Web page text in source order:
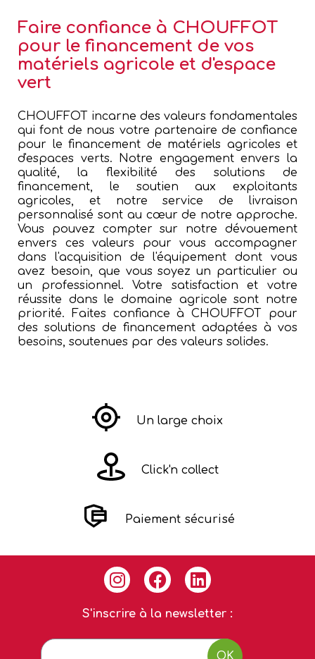
Faire confiance à CHOUFFOT
pour le financement de vos
matériels agricole et d'espace
vert
CHOUFFOT incarne des valeurs fondamentales
qui font de nous votre partenaire de confiance
pour le financement de matériels agricoles et
d'espaces verts. Notre engagement envers la
qualité, la flexibilité des solutions de
financement, le soutien aux exploitants
agricoles, et notre service de livraison
personnalisé sont au cœur de notre approche.
Vous pouvez compter sur notre dévouement
envers ces valeurs pour vous accompagner
dans l'acquisition de l'équipement dont vous
avez besoin, que vous soyez un particulier ou
un professionnel. Votre satisfaction et votre
réussite dans le domaine agricole sont notre
priorité. Faites confiance à CHOUFFOT pour
des solutions de financement adaptées à vos
besoins, soutenues par des valeurs solides.
Un large choix
Click'n collect
Paiement sécurisé
S'inscrire à la newsletter :